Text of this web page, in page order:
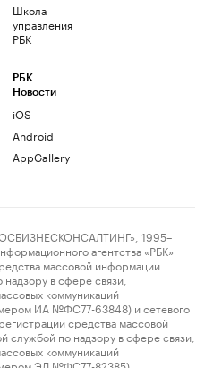
Школа
управления
РБК
РБК
Новости
iOS
Android
AppGallery
1995–
агентства «РБК»
массовой информации
в сфере связи,
коммуникаций
ИА №ФС77-63848) и сетевого
средства массовой
по надзору в сфере связи,
коммуникаций